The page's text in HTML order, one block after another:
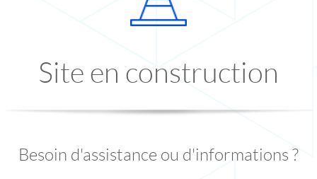
Site en construction
Besoin d'assistance ou d'informations ?